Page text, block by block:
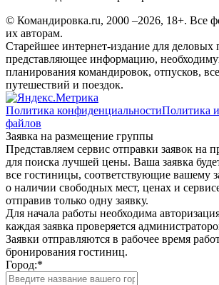
© Командировка.ru, 2000 –2026, 18+. Все
их авторам.
Старейшее интернет-издание для деловых
представляющее информацию,
планирования командировок, отпусков,
путешествий и поездок.
Политика конфиденциальностиПолитика
файлов
Заявка на размещение группы
Представляем сервис отправки заявок на
для поиска лучшей цены. Ваша заявка
все гостиницы, соответствующие вашему
о наличии свободных мест, ценах и
отправив только одну заявку.
Для начала работы необходима
каждая заявка проверяется
Заявки отправляются в рабочее время
бронирования гостиниц.
Город:*